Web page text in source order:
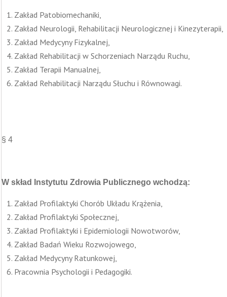
Zakład Patobiomechaniki,
Zakład Neurologii, Rehabilitacji Neurologicznej i Kinezyterapii,
Zakład Medycyny Fizykalnej,
Zakład Rehabilitacji w Schorzeniach Narządu Ruchu,
Zakład Terapii Manualnej,
Zakład Rehabilitacji Narządu Słuchu i Równowagi.
§ 4
W skład Instytutu Zdrowia Publicznego wchodzą:
Zakład Profilaktyki Chorób Układu Krążenia,
Zakład Profilaktyki Społecznej,
Zakład Profilaktyki i Epidemiologii Nowotworów,
Zakład Badań Wieku Rozwojowego,
Zakład Medycyny Ratunkowej,
Pracownia Psychologii i Pedagogiki.